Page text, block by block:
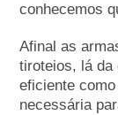
conhecemos
Afinal as
tiroteios, lá da
eficiente
necessária